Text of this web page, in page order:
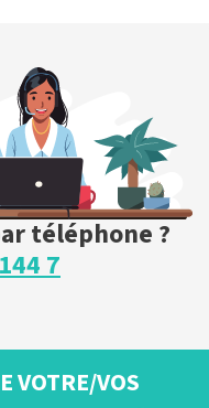
téléphone ?
7
VOTRE/VOS